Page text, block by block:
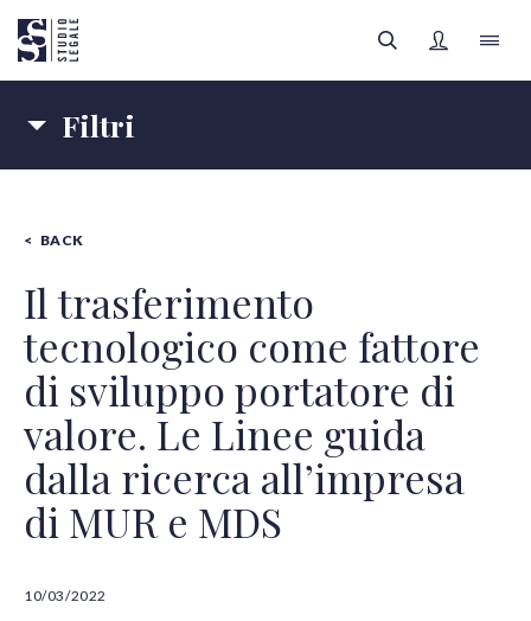
APPROFONDIMENTI
FOCUS SANITÀ
REGISTRATI
Tutte le categorie
Tutti gli autori
Filtri
IMPRESE
SANITÀ
Tipologia contenuti
BACK
Il trasferimento
tecnologico come fattore
di sviluppo portatore di
valore. Le Linee guida
dalla ricerca all’impresa
di MUR e MDS
10/03/2022